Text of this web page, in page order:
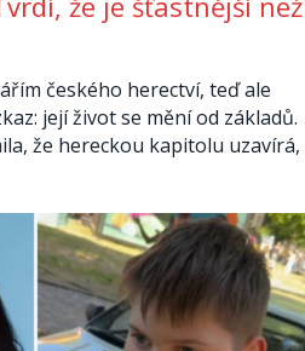
českého herectví, teď ale
její život se mění od základů.
že hereckou kapitolu uzavírá,